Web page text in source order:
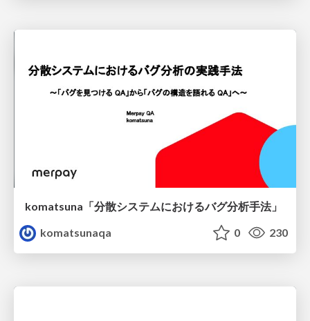
komatsuna「分散システムにおけるバグ分析手法」
komatsunaqa
0 230